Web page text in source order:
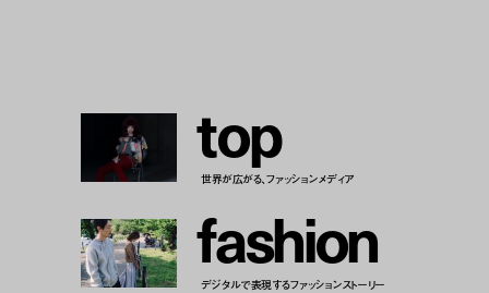
top
世界が広がる、ファッションメディア
fashion
デジタルで表現するファッションストーリー